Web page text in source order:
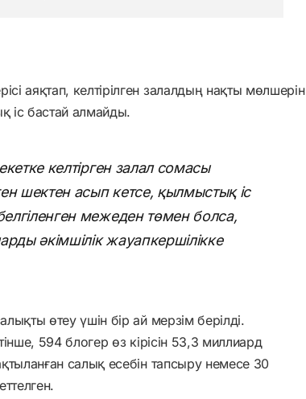
аяқтап, келтірілген залалдың нақты мөлшерін
іс бастай алмайды.
келтірген залал сомасы
шектен асып кетсе, қылмыстық іс
межеден төмен болса,
әкімшілік жауапкершілікке
өтеу үшін бір ай мерзім берілді.
594 блогер өз кірісін 53,3 миллиард
салық есебін тапсыру немесе 30